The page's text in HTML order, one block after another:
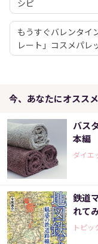
シピ
もうすぐバレンタイ
レート」コスメパレ
今、あなたにオススメ
バス
本編
ダイエ
鉄道
れて
トピッ